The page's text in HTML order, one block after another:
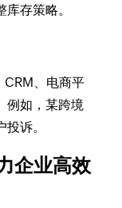
存策略。
CRM、电商平
例如，某跨境
诉。
企业高效